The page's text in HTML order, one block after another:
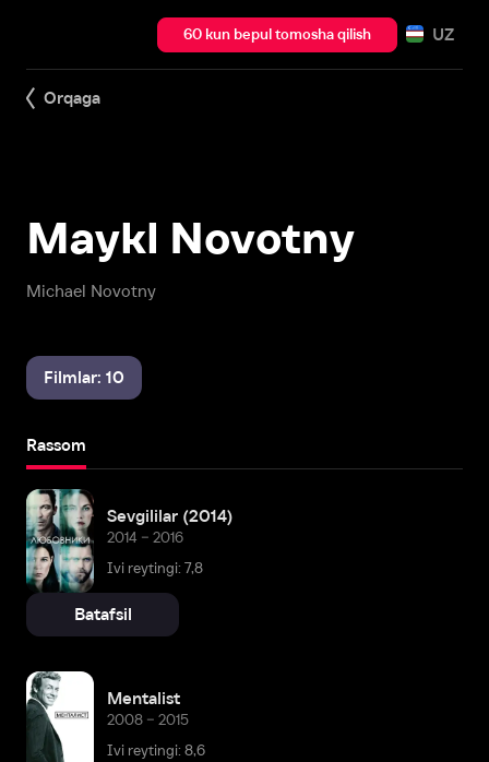
60 kun bepul tomosha qilish UZ
Orqaga
Michael Novotny
Maykl Novotny
Filmlar: 10
Rassom
Sevgililar (2014)
2014 – 2016
Ivi reytingi: 7,8
Batafsil
Mentalist
2008 – 2015
Ivi reytingi: 8,6